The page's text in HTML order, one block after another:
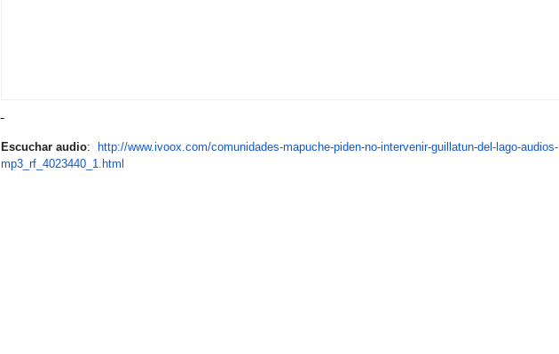
Escuchar audio:
http://www.ivoox.com/comunidades-mapuche-piden-no-intervenir-guillatun-del-lago-audios-
mp3_rf_4023440_1.html